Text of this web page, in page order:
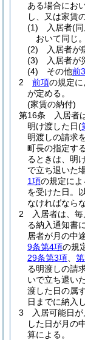
ある場合にお
し、又は家賃
(1)
入居者(
おいて同じ
(2)
入居者が
(3)
入居者が
(4)
その他前
2
前項の規定
が定める。
(家賃の納付)
第16条
入居者
明け渡した日(
明渡しの請求
町長の指定す
るときは、明
で立ち退いた
1項の規定に
を受けた日。
なければならな
2
入居者は、
る納入通知書
居者が月の中
9条第4項の規
29条第3項
る明渡しの請
いで立ち退い
渡した日の属
日までに納入
3
入居可能日
した日が月の
算による。